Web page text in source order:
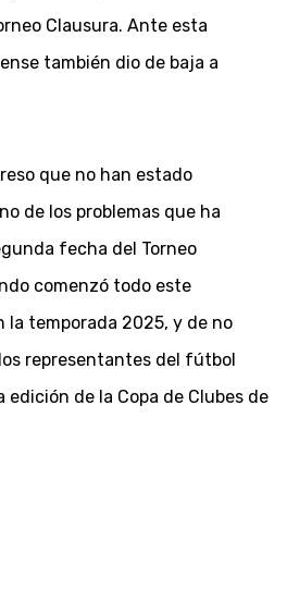
Clausura. Ante esta
también dio de baja a
que no han estado
de los problemas que ha
fecha del Torneo
comenzó todo este
la temporada 2025, y de no
representantes del fútbol
edición de la Copa de Clubes de